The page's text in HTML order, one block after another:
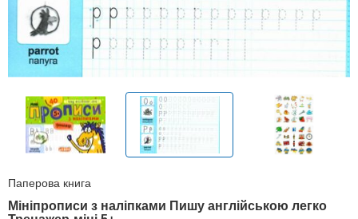
Паперова книга
Мініпрописи з наліпками Пишу англійською легко